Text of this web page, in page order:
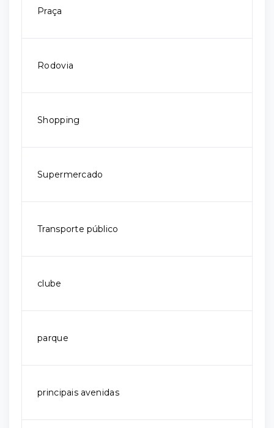
Praça
Rodovia
Shopping
Supermercado
Transporte público
clube
parque
principais avenidas